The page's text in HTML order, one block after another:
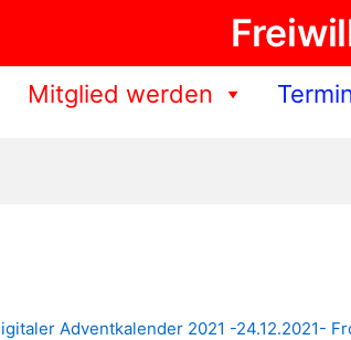
Mitglied werden
Adventkalender 2021 -24.12.2021-